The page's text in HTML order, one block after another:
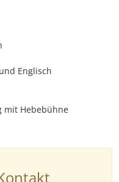
Englisch
mit Hebebühne